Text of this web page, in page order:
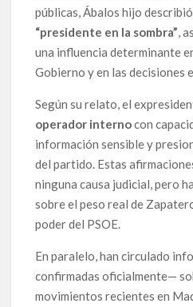
públicas, Ábalos hijo
“presidente en la sombra”,
una influencia determinante
Gobierno y en las decisiones
Según su relato, el
operador internocon
información sensible y
del partido. Estas
ninguna causa judicial, pero
sobre el peso real de
poder del PSOE.
En paralelo, han circulado
confirmadas oficialmente—
movimientos recientes en